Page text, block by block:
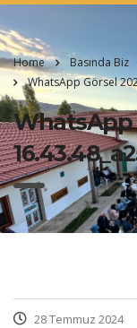
Home Basında Biz
WhatsApp Görsel
WhatsApp
28 Temmuz 2024